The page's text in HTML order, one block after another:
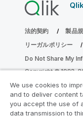
法的契約 製品
リーガルポリシー
Do Not Share My
Copyright © 1993-
We use cookies to
and to deliver content
you accept the use of
data transmission to